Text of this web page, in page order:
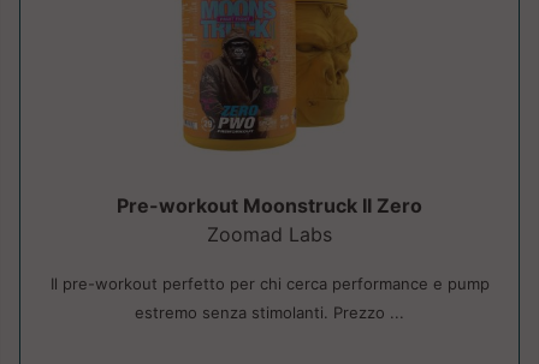
Pre-workout Moonstruck II Zero
Zoomad Labs
Il pre-workout perfetto per chi cerca performance e pump
estremo senza stimolanti. Prezzo ...